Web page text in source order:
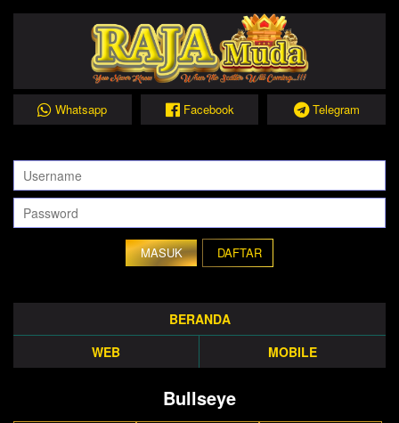
Whatsapp Facebook Telegram
DAFTAR
BERANDA
WEB
MOBILE
Bullseye